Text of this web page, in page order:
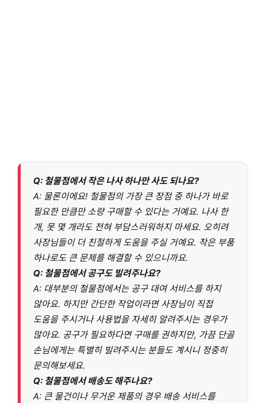
Q: 철물점에서 작은 나사 하나만 사도 되나요?
A: 물론이에요! 철물점의 가장 큰 장점 중 하나가 바로
필요한 만큼만 소량 구매할 수 있다는 거예요. 나사 한
개, 못 몇 개라도 전혀 부담스러워하지 마세요. 오히려
사장님들이 더 친절하게 도움을 주실 거예요. 작은 부품
하나로도 큰 문제를 해결할 수 있으니까요.
Q: 철물점에서 공구도 빌려주나요?
A: 대부분의 철물점에서는 공구 대여 서비스를 하지
않아요. 하지만 간단한 작업이라면 사장님이 직접
도움을 주시거나 사용법을 자세히 알려주시는 경우가
많아요. 공구가 필요하다면 구매를 권하지만, 가끔 단골
손님에게는 특별히 빌려주시는 분들도 계시니 정중히
문의해보세요.
Q: 철물점에서 배송도 해주나요?
A: 큰 물건이나 무거운 제품의 경우 배송 서비스를